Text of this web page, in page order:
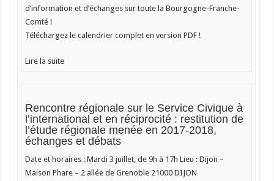
d’information et d’échanges sur toute la Bourgogne-Franche-
Comté !
Téléchargez le calendrier complet en version PDF !
Lire la suite
Rencontre régionale sur le Service Civique à
l’international et en réciprocité : restitution de
l’étude régionale menée en 2017-2018,
échanges et débats
Date et horaires : Mardi 3 juillet, de 9h à 17h Lieu : Dijon –
Maison Phare – 2 allée de Grenoble 21000 DIJON